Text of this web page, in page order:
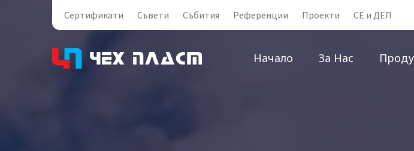
Сертификати Съвети Събития Референции Проекти CE и ДЕП
Начало За Нас